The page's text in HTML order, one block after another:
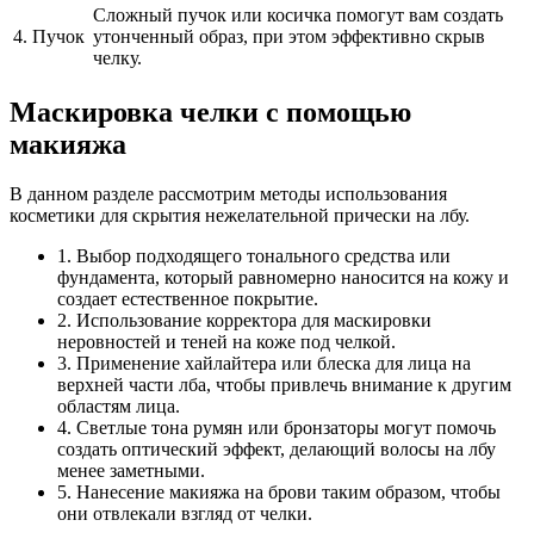
4. Пучок
Сложный пучок или косичка помогут вам создать
утонченный образ, при этом эффективно скрыв
челку.
Маскировка челки с помощью
макияжа
В данном разделе рассмотрим методы использования
косметики для скрытия нежелательной прически на лбу.
1. Выбор подходящего тонального средства или
фундамента, который равномерно наносится на кожу и
создает естественное покрытие.
2. Использование корректора для маскировки
неровностей и теней на коже под челкой.
3. Применение хайлайтера или блеска для лица на
верхней части лба, чтобы привлечь внимание к другим
областям лица.
4. Светлые тона румян или бронзаторы могут помочь
создать оптический эффект, делающий волосы на лбу
менее заметными.
5. Нанесение макияжа на брови таким образом, чтобы
они отвлекали взгляд от челки.